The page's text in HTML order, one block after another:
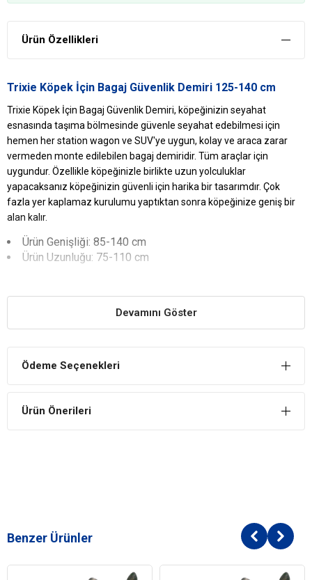
Ürün Özellikleri
Trixie Köpek İçin Bagaj Güvenlik Demiri 125-140 cm
Trixie Köpek İçin Bagaj Güvenlik Demiri, köpeğinizin seyahat
esnasında taşıma bölmesinde güvenle seyahat edebilmesi için
hemen her station wagon ve SUV'ye uygun, kolay ve araca zarar
vermeden monte edilebilen bagaj demiridir. Tüm araçlar için
uygundur. Özellikle köpeğinizle birlikte uzun yolculuklar
yapacaksanız köpeğinizin güvenli için harika bir tasarımdır. Çok
fazla yer kaplamaz kurulumu yaptıktan sonra köpeğinize geniş bir
alan kalır.
Ürün Genişliği: 85-140 cm
Ürün Uzunluğu: 75-110 cm
Kaliteli ve dayanıklı malzemelerden üretilmiştir. Demiri kolayca
Güvenli Seyahat İmkanı
Devamını Göster
Ödeme Seçenekleri
Ürün Önerileri
Benzer Ürünler